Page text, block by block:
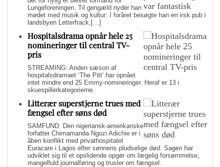
Lungeforeningen. Til gengæld nyder han
mødet med musik og kultur: I foråret besøgte han en irsk pub i
landsbyen Letterfrack,[…]
Hospitalsdrama opnår hele 25
nomineringer til central TV-
pris
STREAMING: Anden sæson af
hospitalsdramaet ‘The Pitt’ har opnået
intet mindre end 25 Emmy-nomineringer. Heraf er 13 i
skuespillerkategorierne.
Litterær superstjerne trues med
fængsel efter søns død
SAMFUND: Den nigeriansk-amerikanske
forfatter Chimamanda Ngozi Adichie er i
åben konflikt med privathospitalet
Euracare i Lagos efter sønnens pludselige død. Sagen har
udviklet sig til et opslidende opgør om lægelig forsømmelse,
mangelfuld journalføring og trusler om fængsel.